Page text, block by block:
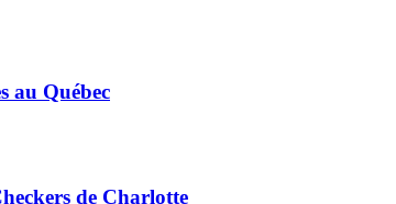
au Québec
de Charlotte